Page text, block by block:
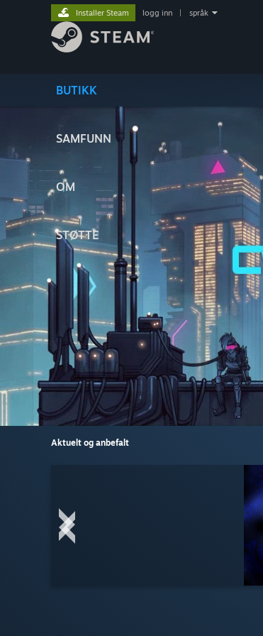
BUTIKK
SAMFUNN
OM
STØTTE
Installer Steam logg inn språk
Aktuelt og anbefalt